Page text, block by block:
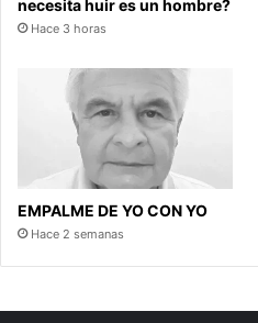
necesita huir es un hombre?
Hace 3 horas
EMPALME DE YO CON YO
Hace 2 semanas